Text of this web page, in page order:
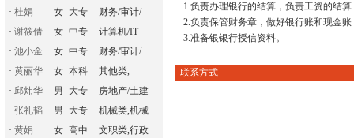
· 杜娟 女 大专
财务/审计/
· 谢筱倩 女 中专
计算机/IT
· 池小金 女 中专
财务/审计/
· 黄丽华 女 本科
其他类,
· 邱炜华 男 大专
房地产/土建
· 张礼韬 男 大专
机械类,机械
· 黄娟 女 高中
文职类,行政
1.负责办理银行的结算，负责工资的结
2.负责保管财务章，做好银行账和现金
3.准备银银行授信资料。
联系方式